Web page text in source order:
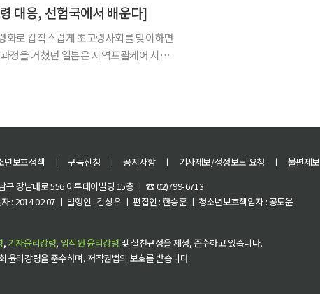
대응, 선험국에서 배운다]
화로 갑작스럽게 초고령사회를 맞이하면
정을 거쳤던 일본은 지역포괄케어 시스
년보호정책 ㅣ 구독신청 ㅣ 공지사항 ㅣ 기사제보/정정보도 요청 ㅣ 불편제보
구 강남대로 556 이투데이빌딩 15층 ㅣ ☎ 02)799-6713
: 2014.02.07 ㅣ 발행인 : 김상우 ㅣ 편집인 : 한승훈 ㅣ 청소년보호책임자 : 공도윤
, 기자윤리강령, 임직원 윤리강령 및 실천규정을 제정, 준수하고 있습니다.
윤리강령을 준수하며, 저작권법의 보호를 받습니다.